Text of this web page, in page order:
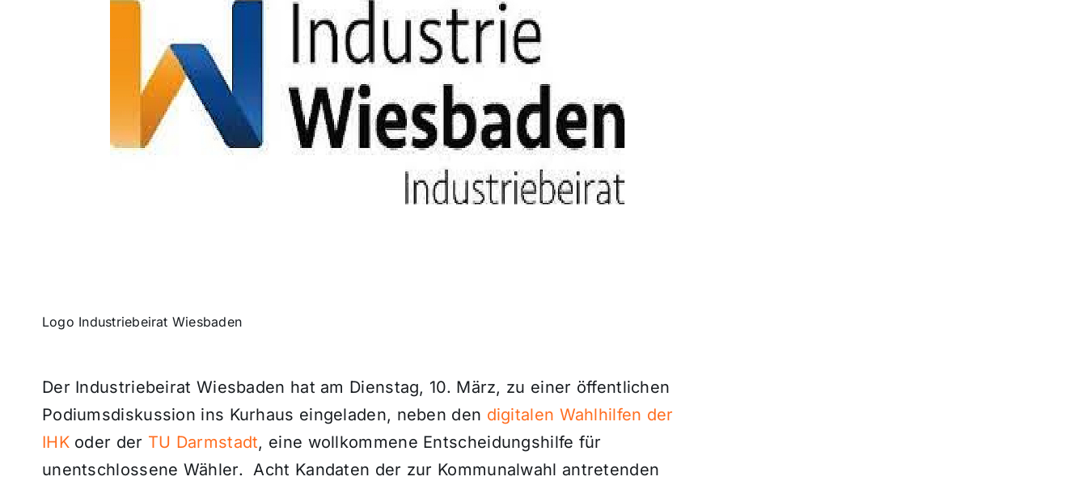
Logo Industriebeirat Wiesbaden
Der Industriebeirat Wiesbaden hat am Dienstag, 10. März, zu einer öffentlichen
Podiumsdiskussion ins Kurhaus eingeladen, neben den digitalen Wahlhilfen der
IHKoder der TU Darmstadt, eine wollkommene Entscheidungshilfe für
unentschlossene Wähler. Acht Kandaten der zur Kommunalwahl antretenden